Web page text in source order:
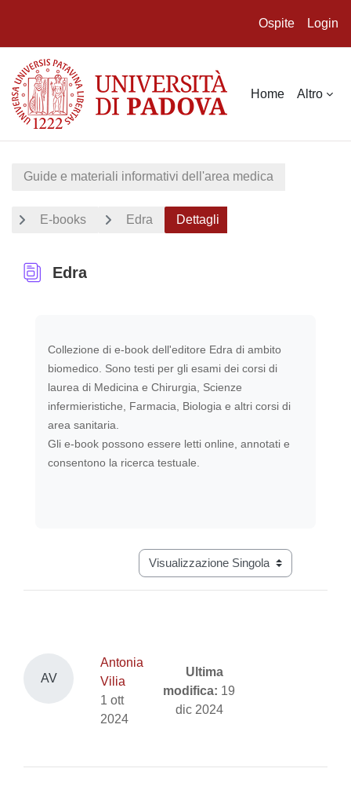
Ospite Login
Home Altro
Guide e materiali informativi dell'area medica
E-books Edra Dettagli
Edra
Collezione di e-book dell'editore Edra di ambito
biomedico. Sono testi per gli esami dei corsi di
laurea di Medicina e Chirurgia, Scienze
infermieristiche, Farmacia, Biologia e altri corsi di
area sanitaria.
Gli e-book possono essere letti online, annotati e
consentono la ricerca testuale.
Navigazione terziaria modalità
AV
Antonia
Vilia
1 ott
2024
Ultima
modifica: 19
dic 2024